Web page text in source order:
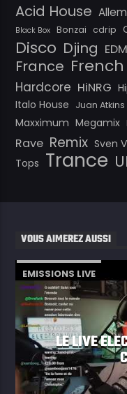
Acid House
Black Box Bonzai cdrip
Disco Djing EDM
France
Hardcore HiNRG
Italo House Juan Atkins
Maxximum Megamix
Rave Remix Sven
Tops Trance
VOUS AIMEREZ AUSSI
EMISSIONS LIVE
LE LIVE